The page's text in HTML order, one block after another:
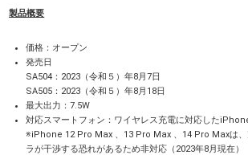
製品概要
価格：オープン
発売日
SA504：2023（令和５）年8月7日
SA505：2023（令和５）年8月18日
最大出力：7.5W
対応スマートフォン：ワイヤレス充電に対応した
※iPhone 12 Pro Max 、13 Pro Max 、14 Pro Maxは、
ラが干渉する恐れがあるため非対応（2023年8月現在）